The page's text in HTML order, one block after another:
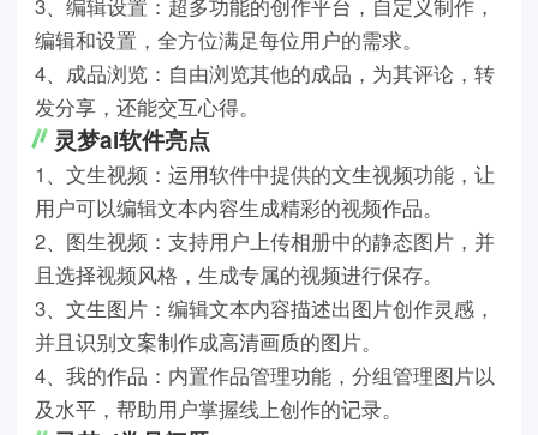
3、编辑设置：超多功能的创作平台，自定义制作，
编辑和设置，全方位满足每位用户的需求。
4、成品浏览：自由浏览其他的成品，为其评论，转
发分享，还能交互心得。
灵梦ai软件亮点
1、文生视频：运用软件中提供的文生视频功能，让
用户可以编辑文本内容生成精彩的视频作品。
2、图生视频：支持用户上传相册中的静态图片，并
且选择视频风格，生成专属的视频进行保存。
3、文生图片：编辑文本内容描述出图片创作灵感，
并且识别文案制作成高清画质的图片。
4、我的作品：内置作品管理功能，分组管理图片以
及水平，帮助用户掌握线上创作的记录。